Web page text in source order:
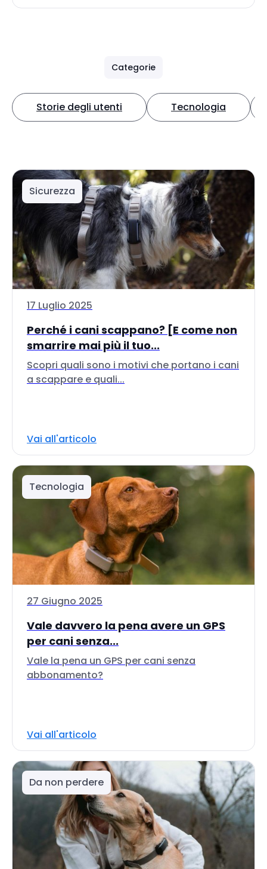
Categorie
Storie degli utenti Tecnologia
Sicurezza
17 Luglio 2025
Perché i cani scappano? [E come non
smarrire mai più il tuo...
Scopri quali sono i motivi che portano i cani
a scappare e quali...
Vai all'articolo
Tecnologia
27 Giugno 2025
Vale davvero la pena avere un GPS
per cani senza...
Vale la pena un GPS per cani senza
abbonamento?
Vai all'articolo
Da non perdere